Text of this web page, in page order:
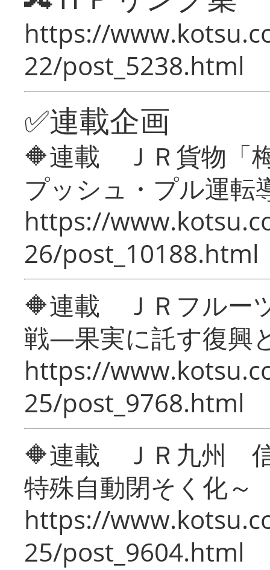
https://
22/post_5238.html
✅連載企画
🔶連載 ＪＲ貨物「
プッシュ・プル運転
https://
26/post_10188.html
🔶連載 ＪＲフルー
戦―果実に託す復興
https://
25/post_9768.html
🔶連載 ＪＲ九州 信
特殊自動閉そく化～
https://
25/post_9604.html